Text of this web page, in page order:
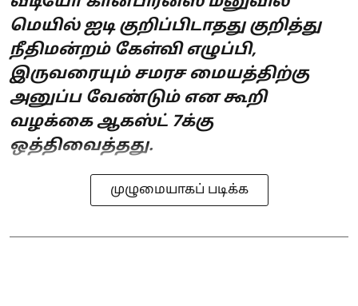
மெயில் ஐடி குறிப்பிடாதது குறித்து
நீதிமன்றம் கேள்வி எழுப்பி,
இருவரையும் சமரச மையத்திற்கு
அனுப்ப வேண்டும் என கூறி
வழக்கை ஆகஸ்ட் 7க்கு
ஒத்திவைத்தது.
முழுமையாகப் படிக்க